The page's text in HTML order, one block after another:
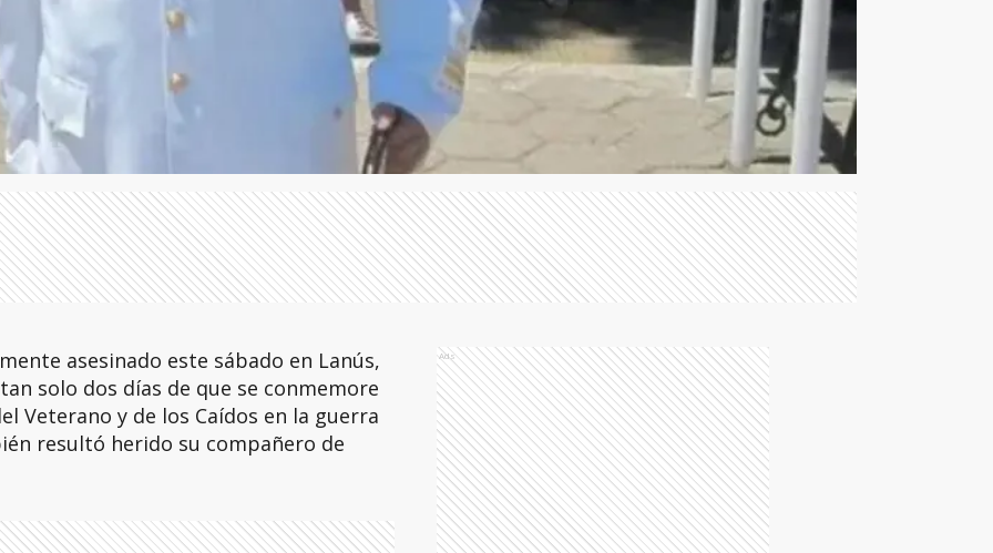
asesinado este sábado en Lanús,
solo dos días de que se conmemore
Veterano y de los Caídos en la guerra
resultó herido su compañero de
Ads